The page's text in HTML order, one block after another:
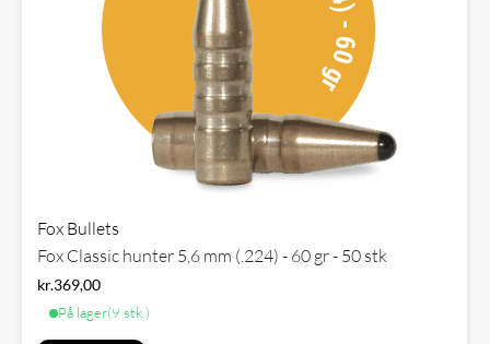
Fox Bullets
Fox Classic hunter 5,6 mm (.224) - 60 gr - 50 stk
kr.369,00
På lager(9 stk.)